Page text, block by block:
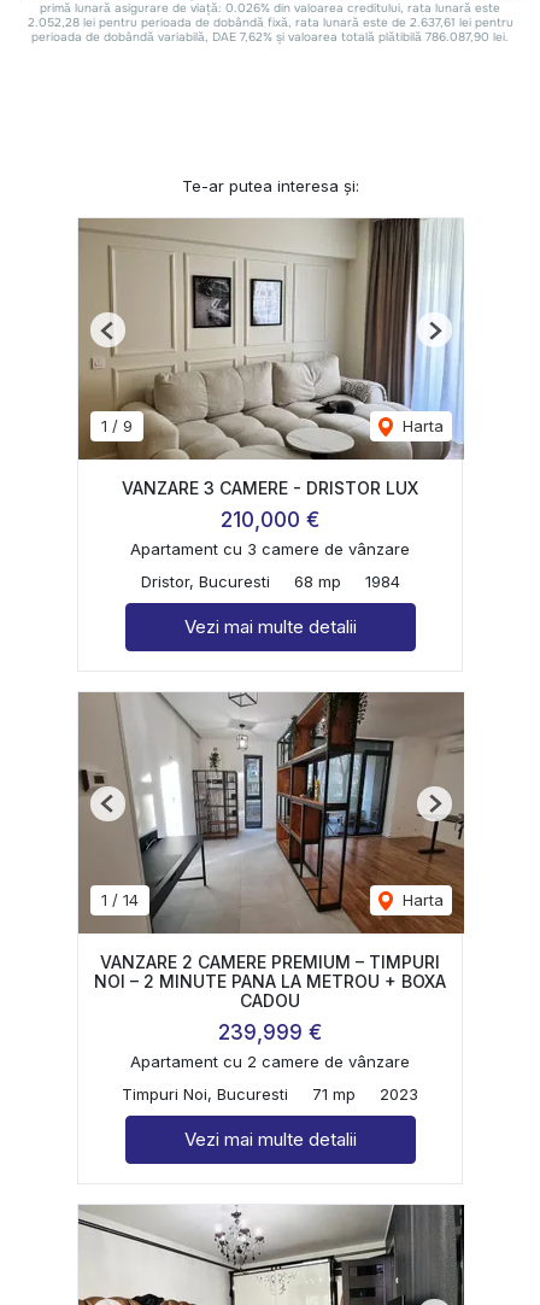
Te-ar putea interesa și:
1 / 9 Harta
Previous Next
VANZARE 3 CAMERE - DRISTOR LUX
210,000 €
Apartament cu 3 camere de vânzare
Dristor, Bucuresti
68 mp 1984
Vezi mai multe detalii
1 / 14 Harta
Previous Next
VANZARE 2 CAMERE PREMIUM – TIMPURI
NOI – 2 MINUTE PANA LA METROU + BOXA
CADOU
239,999 €
Apartament cu 2 camere de vânzare
Timpuri Noi, Bucuresti
71 mp 2023
Vezi mai multe detalii